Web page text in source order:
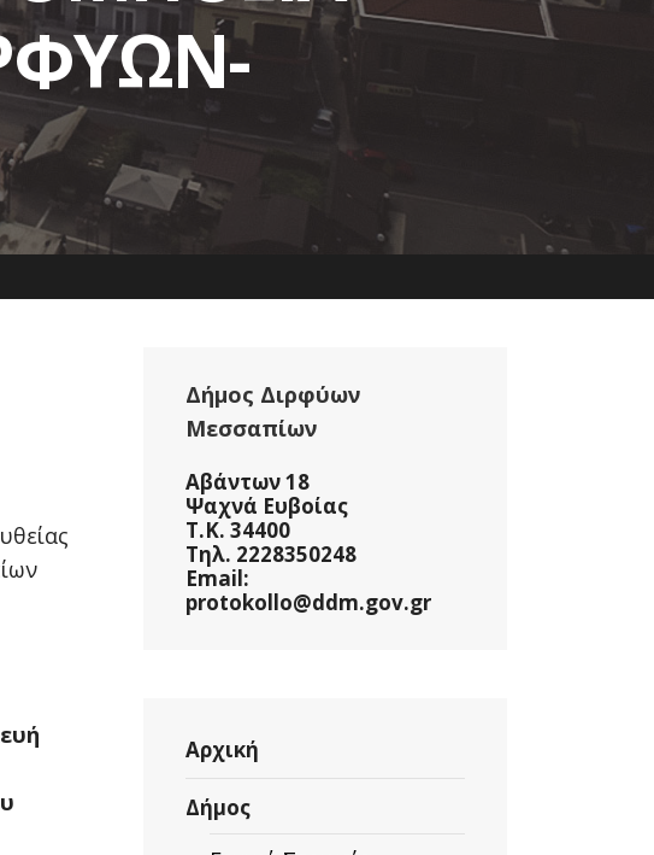
Δήμος Διρφύων
Μεσσαπίων
Αβάντων 18
Ψαχνά Ευβοίας
Τ.Κ. 34400
Τηλ. 2228350248
Email:
protokollo@ddm.gov.gr
Αρχική
Δήμος